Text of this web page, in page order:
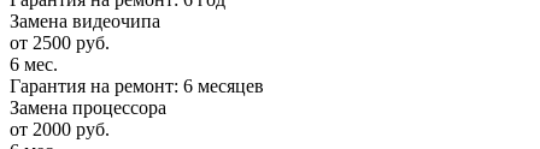
Замена видеочипа
от 2500 руб.
6 мес.
Гарантия на ремонт: 6 месяцев
Замена процессора
от 2000 руб.